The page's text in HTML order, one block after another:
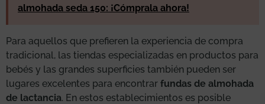
almohada seda 150: ¡Cómprala ahora!
Para aquellos que prefieren la experiencia de compra
tradicional, las tiendas especializadas en productos para
bebés y las grandes superficies también pueden ser
lugares excelentes para encontrar fundas de almohada
de lactancia. En estos establecimientos es posible